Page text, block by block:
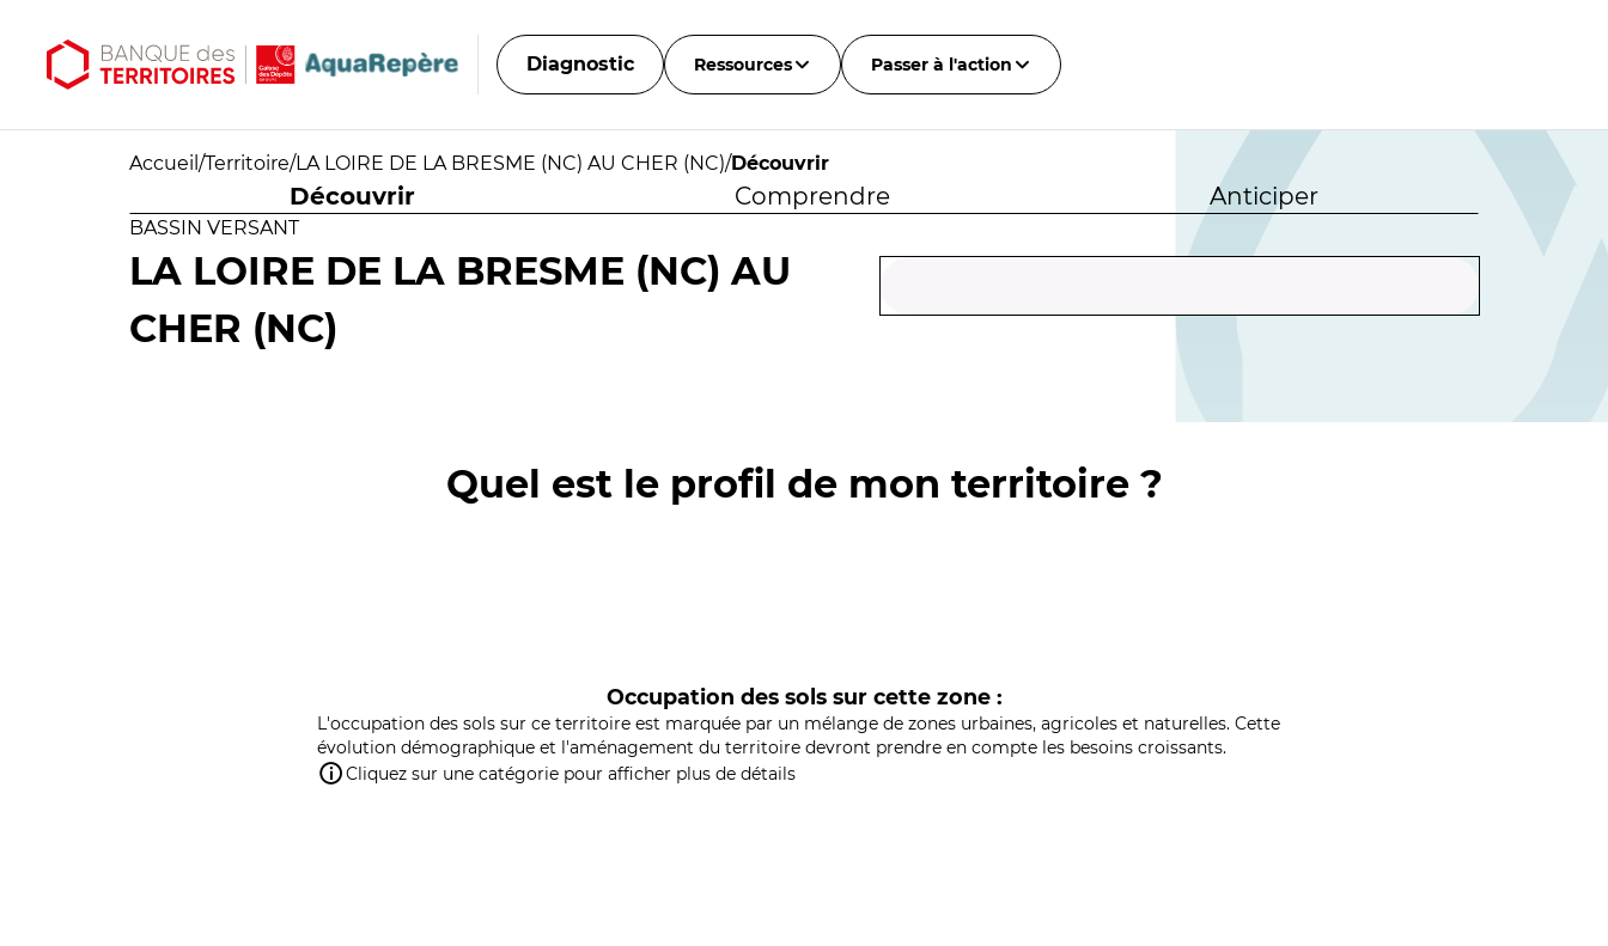
Diagnostic Ressources Passer à l'action
Accueil /Territoire/LA LOIRE DE LA BRESME (NC) AU CHER (NC)/Découvrir
Découvrir Comprendre Anticiper
BASSIN VERSANT
LA LOIRE DE LA BRESME (NC) AU
CHER (NC)
Quel est le profil de mon territoire ?
Occupation des sols sur cette zone :
L'occupation des sols sur ce territoire est marquée par un mélange de zones urbaines, agricoles et naturelles. Cette
évolution démographique et l'aménagement du territoire devront prendre en compte les besoins croissants.
Cliquez sur une catégorie pour afficher plus de détails